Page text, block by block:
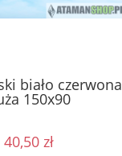
biało czerwona
150x90
40,50 zł